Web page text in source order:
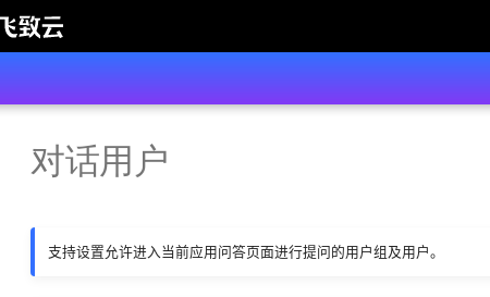
对话用户
支持设置允许进入当前应用问答页面进行提问的用户组及用户。